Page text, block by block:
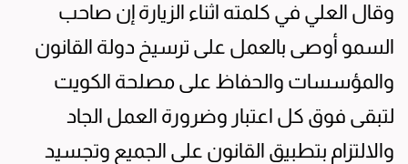
وقال العلي في كلمته اثناء الزيارة إن صاحب
السمو أوصى بالعمل على ترسيخ دولة القانون
والمؤسسات والحفاظ على مصلحة الكويت
لتبقى فوق كل اعتبار وضرورة العمل الجاد
والالتزام بتطبيق القانون على الجميع وتجسيد